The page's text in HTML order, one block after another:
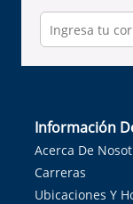
Información
Acerca De
Carreras
Ubicaciones Y